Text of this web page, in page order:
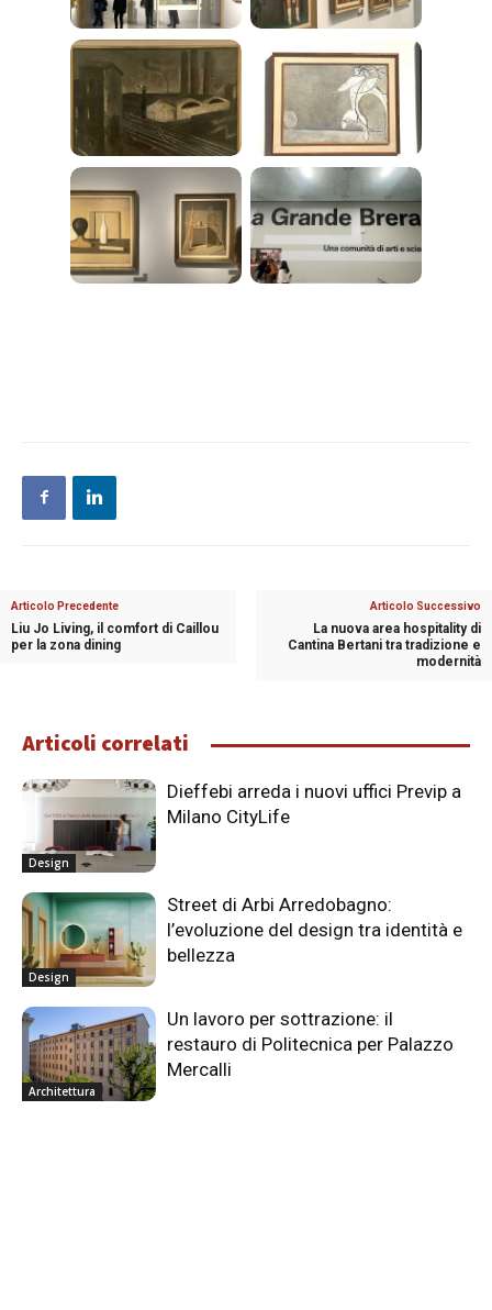
Articolo Precedente
Liu Jo Living, il comfort di Caillou
per la zona dining
Articolo Successivo
La nuova area hospitality di
Cantina Bertani tra tradizione e
modernità
Articoli correlati
Design
Dieffebi arreda i nuovi uffici Previp a
Milano CityLife
Design
Street di Arbi Arredobagno:
l’evoluzione del design tra identità e
bellezza
Architettura
Un lavoro per sottrazione: il
restauro di Politecnica per Palazzo
Mercalli